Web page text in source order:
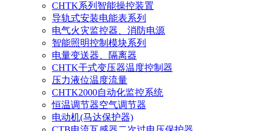
CHTK系列智能操控装置
导轨式安装电能表系列
电气火灾监控器、消防电源
智能照明控制模块系列
电量变送器、隔离器
CHTK干式变压器温度控制器
压力液位温度流量
CHTK2000自动化监控系统
恒温调节器空气调节器
电动机(马达保护器)